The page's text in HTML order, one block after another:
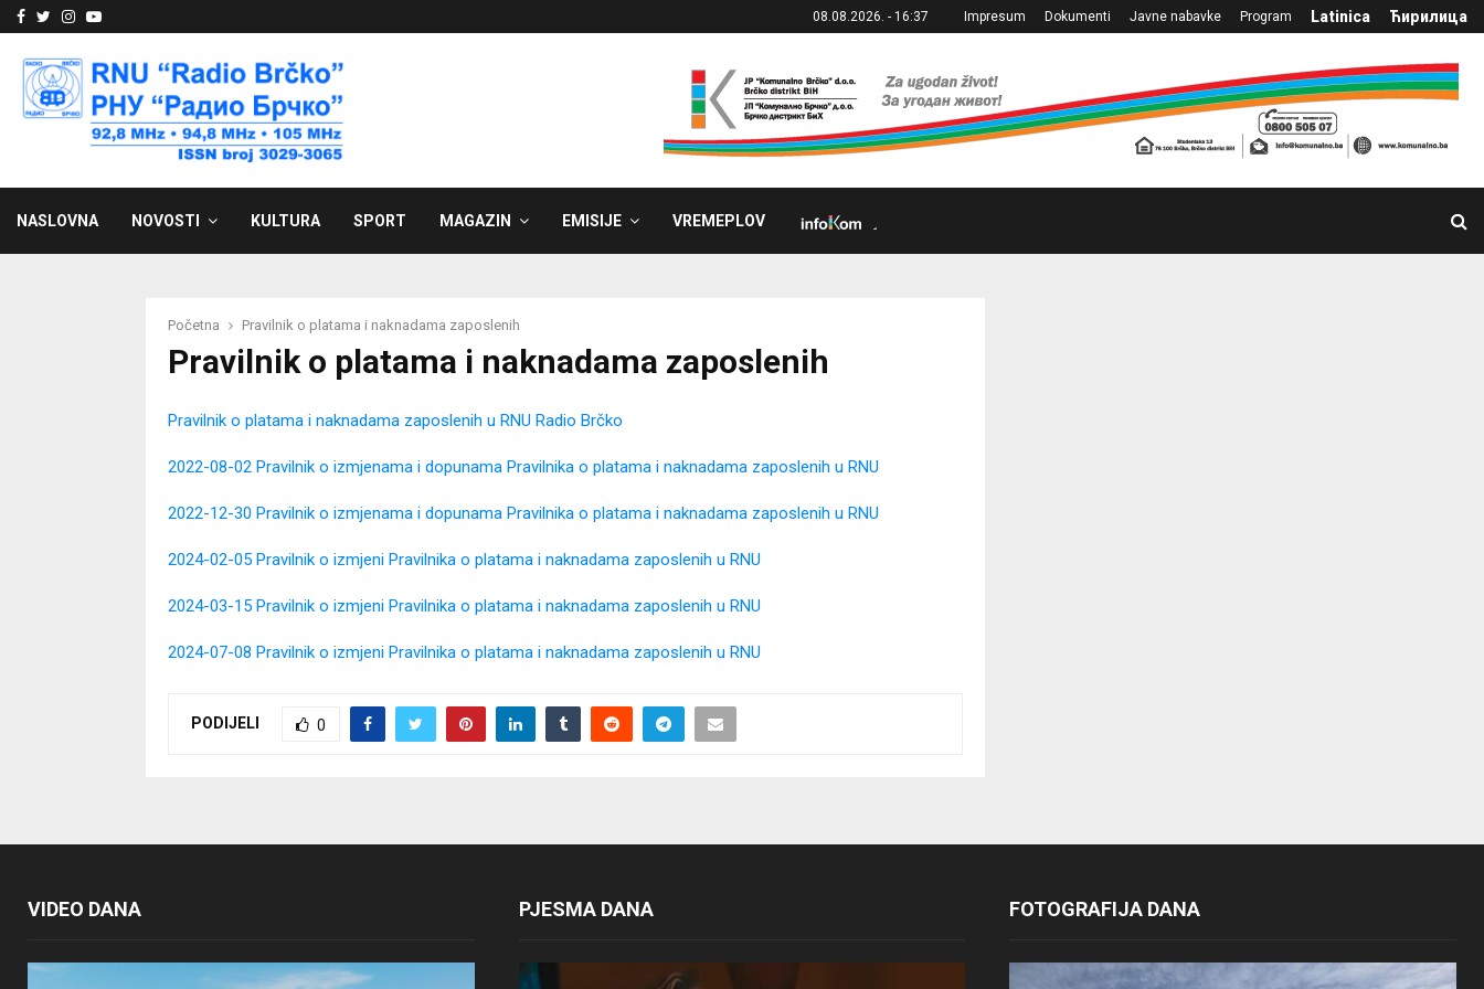
Facebook
Twitter
Instagram
Youtube 08.08.2026. - 16:37 Impresum Dokumenti Javne nabavke Program Latinica Ћирилица
NASLOVNA NOVOSTI KULTURA SPORT MAGAZIN EMISIJE VREMEPLOV
Početna Pravilnik o platama i naknadama zaposlenih
Pravilnik o platama i naknadama zaposlenih
Pravilnik o platama i naknadama zaposlenih u RNU Radio Brčko
2022-08-02 Pravilnik o izmjenama i dopunama Pravilnika o platama i naknadama zaposlenih u RNU
2022-12-30 Pravilnik o izmjenama i dopunama Pravilnika o platama i naknadama zaposlenih u RNU
2024-02-05 Pravilnik o izmjeni Pravilnika o platama i naknadama zaposlenih u RNU
2024-03-15 Pravilnik o izmjeni Pravilnika o platama i naknadama zaposlenih u RNU
2024-07-08 Pravilnik o izmjeni Pravilnika o platama i naknadama zaposlenih u RNU
PODIJELI 0
VIDEO DANA PJESMA DANA FOTOGRAFIJA DANA